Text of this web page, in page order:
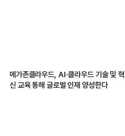
메가존클라우드, AI·클라우드 기술 및 혁
신 교육 통해 글로벌 인재 양성한다